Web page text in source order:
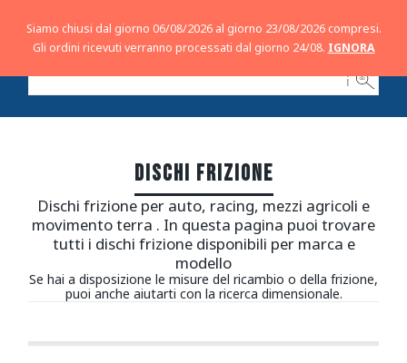
ℹ
DISCHI FRIZIONE
Dischi frizione per auto, racing, mezzi agricoli e
movimento terra . In questa pagina puoi trovare
tutti i dischi frizione disponibili per marca e
modello
Se hai a disposizione le misure del ricambio o della frizione,
puoi anche aiutarti con la ricerca dimensionale.
Siamo chiusi dal giorno 06/08/2026 al giorno 23/08/2026 compresi.
Gli ordini ricevuti verranno processati dal giorno 24/08. IGNORA